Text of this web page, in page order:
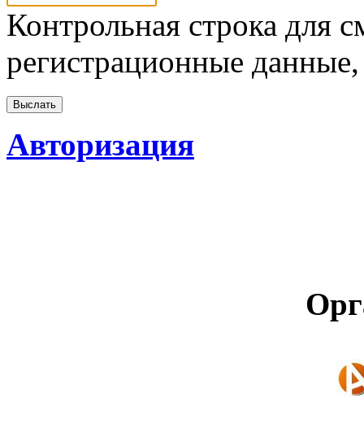
Контрольная строка для
регистрационные
Авторизация